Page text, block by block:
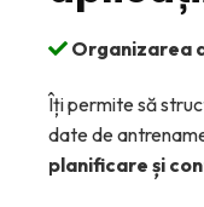
Organizarea
Îți permite să
date de
planificare și